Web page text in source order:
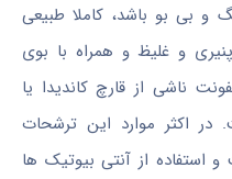
و بی بو باشد، کاملا طبیعی
و غلیظ و همراه با بوی
ناشی از قارچ کاندیدا یا
در اکثر موارد این ترشحات
و استفاده از آنتی بیوتیک ها